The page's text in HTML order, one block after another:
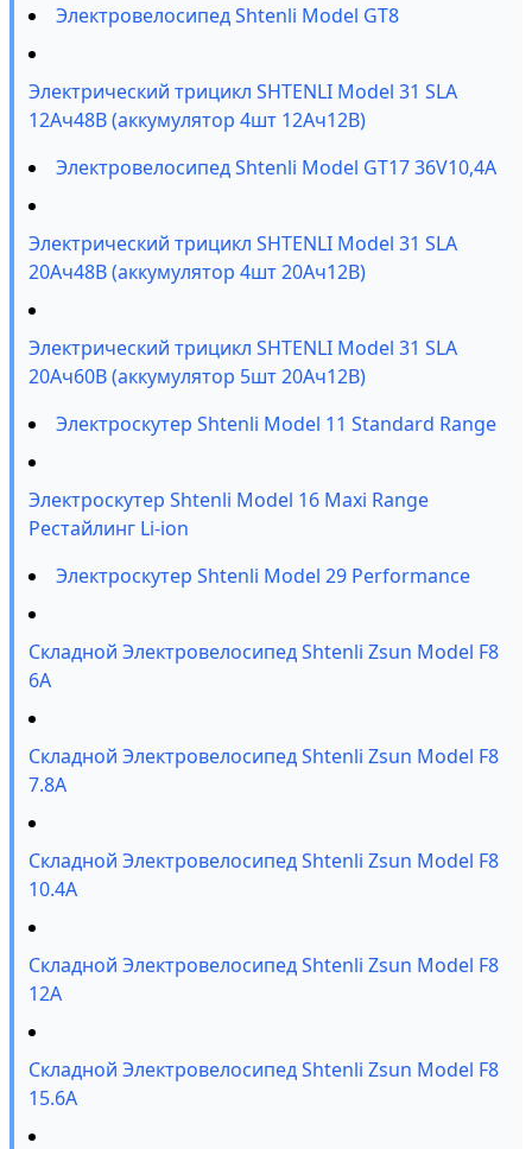
Электровелосипед Shtenli Model GT8
Электрический трицикл SHTENLI Model 31 SLA
12Ач48В (аккумулятор 4шт 12Ач12В)
Электровелосипед Shtenli Model GT17 36V10,4А
Электрический трицикл SHTENLI Model 31 SLA
20Ач48В (аккумулятор 4шт 20Ач12В)
Электрический трицикл SHTENLI Model 31 SLA
20Ач60В (аккумулятор 5шт 20Ач12В)
Электроскутер Shtenli Model 11 Standard Range
Электроскутер Shtenli Model 16 Maxi Range
Рестайлинг Li-ion
Электроскутер Shtenli Model 29 Performance
Складной Электровелосипед Shtenli Zsun Model F8
6А
Складной Электровелосипед Shtenli Zsun Model F8
7.8A
Складной Электровелосипед Shtenli Zsun Model F8
10.4A
Складной Электровелосипед Shtenli Zsun Model F8
12А
Складной Электровелосипед Shtenli Zsun Model F8
15.6А